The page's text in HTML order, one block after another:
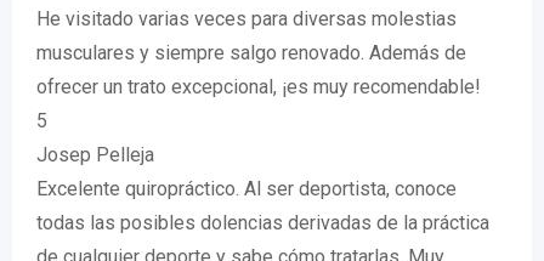
He visitado varias veces para diversas molestias
musculares y siempre salgo renovado. Además de
ofrecer un trato excepcional, ¡es muy recomendable!
5
Josep Pelleja
Excelente quiropráctico. Al ser deportista, conoce
todas las posibles dolencias derivadas de la práctica